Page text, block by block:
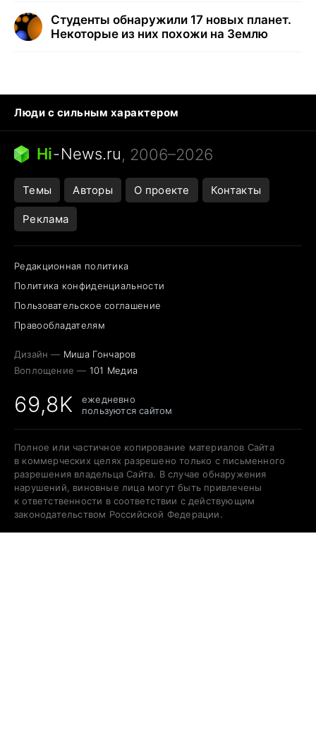
Студенты обнаружили 17 новых планет.
Некоторые из них похожи на Землю
Люди с сильным характером
Кошка писает на кровать
Тунцы в океанариуме
Ядовитые пауки России
Города в ядерной войне
Открытие в Google Maps
Hi-News.ru, 2006–2026
Темы Авторы О проекте Контакты
Реклама
Редакционная политика
Политика конфиденциальности
Пользовательское соглашение
Правообладателям
Дизайн — Миша Гончаров
Воплощение — 101 Медиа
69,8K
ежедневно
пользуются сайтом
Полное или частичное копирование материалов Сайта
в коммерческих целях разрешено только с письменного
разрешения владельца Сайта. В случае обнаружения
нарушений, виновные лица могут быть привлечены
к ответственности в соответствии с действующим
законодательством Российской Федерации.